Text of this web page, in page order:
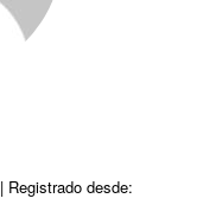
| Registrado desde: